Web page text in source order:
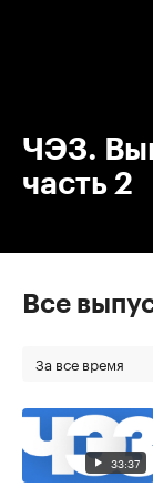
ЧЭЗ.
часть 2
Все
За все время
33:37